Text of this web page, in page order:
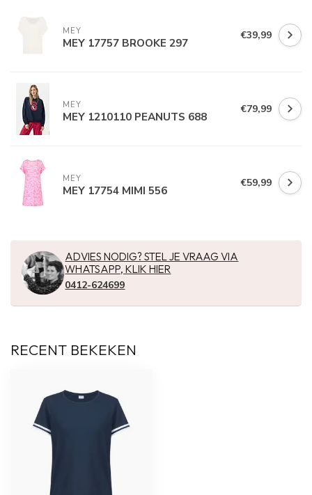
MEY
MEY 17757 BROOKE 297 €39,99
MEY
MEY 1210110 PEANUTS 688 €79,99
MEY
MEY 17754 MIMI 556 €59,99
ADVIES NODIG? STEL JE VRAAG VIA
WHATSAPP, KLIK HIER
0412-624699
RECENT BEKEKEN